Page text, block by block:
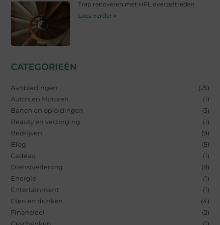
Trap renoveren met HPL overzettreden
Lees verder »
CATEGORIEËN
Aanbiedingen
(25)
Auto's en Motoren
(1)
Banen en opleidingen
(3)
Beauty en verzorging
(1)
Bedrijven
(9)
Blog
(5)
Cadeau
(1)
Dienstverlening
(8)
Energie
(1)
Entertainment
(1)
Eten en drinken
(4)
Financieel
(2)